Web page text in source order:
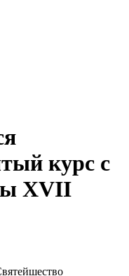
курс с
XVII